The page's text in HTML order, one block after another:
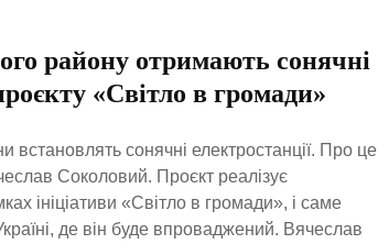
району отримають сонячні
«Світло в громади»
встановлять сонячні електростанції. Про це
Соколовий. Проєкт реалізує
ініціативи «Світло в громади», і саме
де він буде впроваджений. Вячеслав